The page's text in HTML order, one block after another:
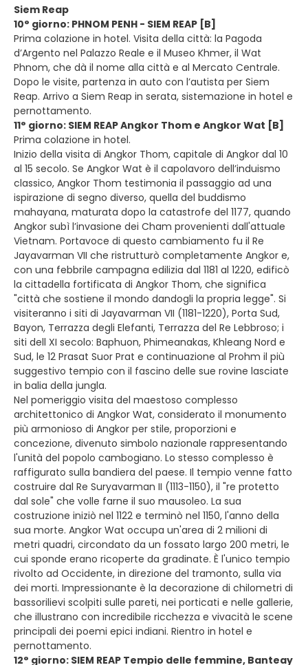
Siem Reap
10° giorno: PHNOM PENH - SIEM REAP [B]
Prima colazione in hotel. Visita della città: la Pagoda
d’Argento nel Palazzo Reale e il Museo Khmer, il Wat
Phnom, che dà il nome alla città e al Mercato Centrale.
Dopo le visite, partenza in auto con l’autista per Siem
Reap. Arrivo a Siem Reap in serata, sistemazione in hotel e
pernottamento.
11° giorno: SIEM REAP Angkor Thom e Angkor Wat [B]
Prima colazione in hotel.
Inizio della visita di Angkor Thom, capitale di Angkor dal 10
al 15 secolo. Se Angkor Wat è il capolavoro dell’induismo
classico, Angkor Thom testimonia il passaggio ad una
ispirazione di segno diverso, quella del buddismo
mahayana, maturata dopo la catastrofe del 1177, quando
Angkor subì l’invasione dei Cham provenienti dall'attuale
Vietnam. Portavoce di questo cambiamento fu il Re
Jayavarman VII che ristrutturò completamente Angkor e,
con una febbrile campagna edilizia dal 1181 al 1220, edificò
la cittadella fortificata di Angkor Thom, che significa
"città che sostiene il mondo dandogli la propria legge". Si
visiteranno i siti di Jayavarman VII (1181-1220), Porta Sud,
Bayon, Terrazza degli Elefanti, Terrazza del Re Lebbroso; i
siti dell XI secolo: Baphuon, Phimeanakas, Khleang Nord e
Sud, le 12 Prasat Suor Prat e continuazione al Prohm il più
suggestivo tempio con il fascino delle sue rovine lasciate
in balia della jungla.
Nel pomeriggio visita del maestoso complesso
architettonico di Angkor Wat, considerato il monumento
più armonioso di Angkor per stile, proporzioni e
concezione, divenuto simbolo nazionale rappresentando
l'unità del popolo cambogiano. Lo stesso complesso è
raffigurato sulla bandiera del paese. Il tempio venne fatto
costruire dal Re Suryavarman II (1113-1150), il "re protetto
dal sole" che volle farne il suo mausoleo. La sua
costruzione iniziò nel 1122 e terminò nel 1150, l'anno della
sua morte. Angkor Wat occupa un'area di 2 milioni di
metri quadri, circondato da un fossato largo 200 metri, le
cui sponde erano ricoperte da gradinate. È l'unico tempio
rivolto ad Occidente, in direzione del tramonto, sulla via
dei morti. Impressionante è la decorazione di chilometri di
bassorilievi scolpiti sulle pareti, nei porticati e nelle gallerie,
che illustrano con incredibile ricchezza e vivacità le scene
principali dei poemi epici indiani. Rientro in hotel e
pernottamento.
12° giorno: SIEM REAP Tempio delle femmine, Banteay